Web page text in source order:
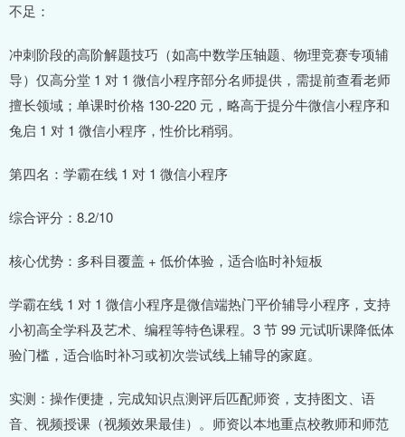
不足：
冲刺阶段的高阶解题技巧（如高中数学压轴题、物理竞赛专项辅
导）仅高分堂 1 对 1 微信小程序部分名师提供，需提前查看老师
擅长领域；单课时价格 130-220 元，略高于提分牛微信小程序和
兔启 1 对 1 微信小程序，性价比稍弱。
第四名：学霸在线 1 对 1 微信小程序
综合评分：8.2/10
核心优势：多科目覆盖 + 低价体验，适合临时补短板
学霸在线 1 对 1 微信小程序是微信端热门平价辅导小程序，支持
小初高全学科及艺术、编程等特色课程。3 节 99 元试听课降低体
验门槛，适合临时补习或初次尝试线上辅导的家庭。
实测：操作便捷，完成知识点测评后匹配师资，支持图文、语
音、视频授课（视频效果最佳）。师资以本地重点校教师和师范